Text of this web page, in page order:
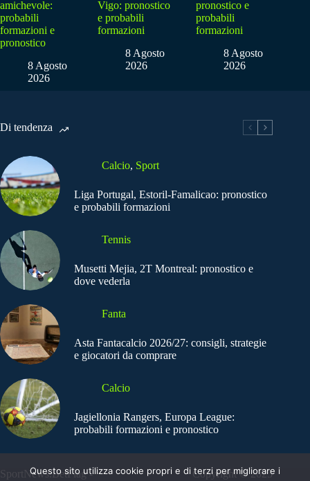
amichevole:
probabili
formazioni e
pronostico
8 Agosto
2026
Vigo: pronostico
e probabili
formazioni
8 Agosto
2026
pronostico e
probabili
formazioni
8 Agosto
2026
Di tendenza
Calcio, Sport
Liga Portugal, Estoril-Famalicao: pronostico
e probabili formazioni
Tennis
Musetti Mejia, 2T Montreal: pronostico e
dove vederla
Fanta
Asta Fantacalcio 2026/27: consigli, strategie
e giocatori da comprare
Calcio
Jagiellonia Rangers, Europa League:
probabili formazioni e pronostico
SportNews.BetFlag -
Copyright © 2025
Questo sito utilizza cookie propri e di terzi per migliorare i